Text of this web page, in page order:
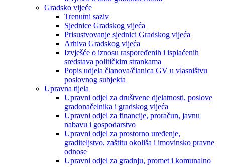
Gradsko vijeće
Trenutni saziv
Sjednice Gradskog vijeća
Prisustvovanje sjednici Gradskog vijeća
Arhiva Gradskog vijeća
Izvješće o iznosu raspoređenih i isplaćenih
sredstava političkim strankama
Popis udjela članova/članica GV u vlasništvu
poslovnog subjekta
Upravna tijela
Upravni odjel za društvene djelatnosti, poslove
gradonačelnika i gradskog vijeća
Upravni odjel za financije, proračun, javnu
nabavu i gospodarstvo
Upravni odjel za prostorno uređenje,
graditeljstvo, zaštitu okoliša i imovinsko pravne
odnose
Upravni odjel za gradnju, promet i komunalno